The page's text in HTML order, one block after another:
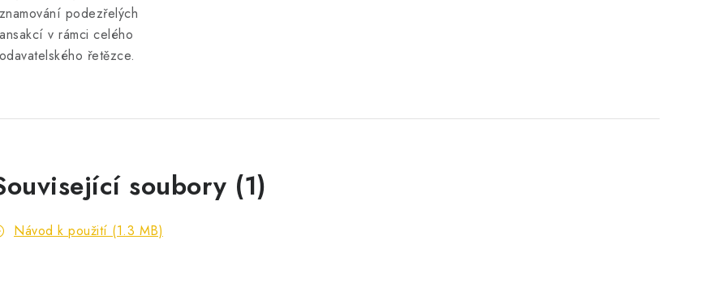
podezřelých
v rámci celého
řetězce.
soubory (1)
Návod k použití (1.3 MB)